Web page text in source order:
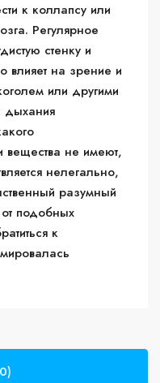
к коллапсу или
Регулярное
стенку и
влияет на зрение и
или другими
дыхания
вещества не имеют,
нелегально,
разумный
подобных
к